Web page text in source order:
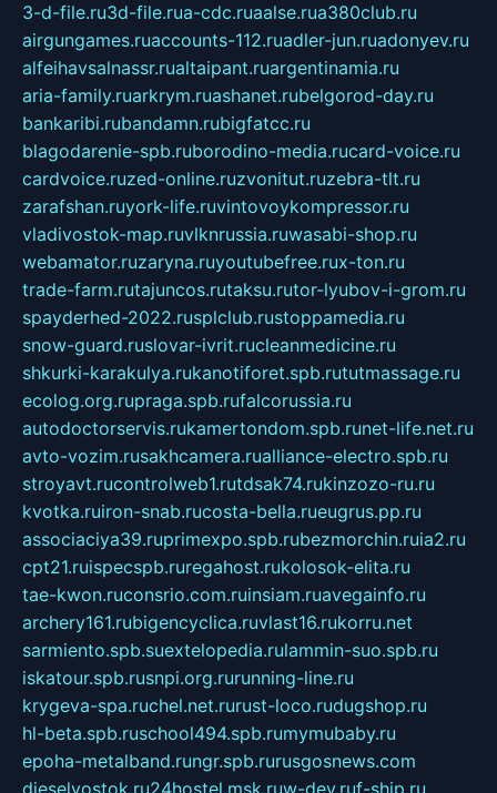
3-d-file.ru3d-file.rua-cdc.ruaalse.rua380club.ru
airgungames.ruaccounts-112.ruadler-jun.ruadonyev.ru
alfeihavsalnassr.rualtaipant.ruargentinamia.ru
aria-family.ruarkrym.ruashanet.rubelgorod-day.ru
bankaribi.rubandamn.rubigfatcc.ru
blagodarenie-spb.ruborodino-media.rucard-voice.ru
cardvoice.ruzed-online.ruzvonitut.ruzebra-tlt.ru
zarafshan.ruyork-life.ruvintovoykompressor.ru
vladivostok-map.ruvlknrussia.ruwasabi-shop.ru
webamator.ruzaryna.ruyoutubefree.rux-ton.ru
trade-farm.rutajuncos.rutaksu.rutor-lyubov-i-grom.ru
spayderhed-2022.rusplclub.rustoppamedia.ru
snow-guard.ruslovar-ivrit.rucleanmedicine.ru
shkurki-karakulya.rukanotiforet.spb.rututmassage.ru
ecolog.org.rupraga.spb.rufalcorussia.ru
autodoctorservis.rukamertondom.spb.runet-life.net.ru
avto-vozim.rusakhcamera.rualliance-electro.spb.ru
stroyavt.rucontrolweb1.rutdsak74.rukinzozo-ru.ru
kvotka.ruiron-snab.rucosta-bella.rueugrus.pp.ru
associaciya39.ruprimexpo.spb.rubezmorchin.ruia2.ru
cpt21.ruispecspb.ruregahost.rukolosok-elita.ru
tae-kwon.ruconsrio.com.ruinsiam.ruavegainfo.ru
archery161.rubigencyclica.ruvlast16.rukorru.net
sarmiento.spb.suextelopedia.rulammin-suo.spb.ru
iskatour.spb.rusnpi.org.rurunning-line.ru
krygeva-spa.ruchel.net.rurust-loco.rudugshop.ru
hl-beta.spb.ruschool494.spb.rumymubaby.ru
epoha-metalband.rungr.spb.rurusgosnews.com